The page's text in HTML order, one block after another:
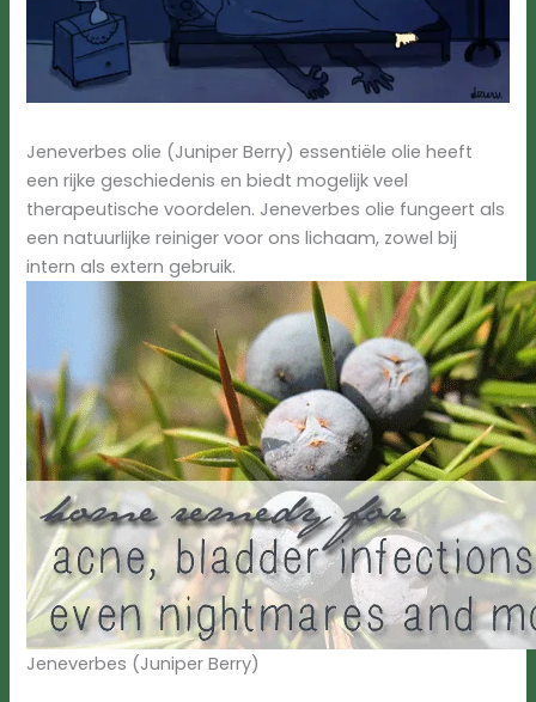
Jeneverbes olie (Juniper Berry) essentiële olie heeft
een rijke geschiedenis en biedt mogelijk veel
therapeutische voordelen. Jeneverbes olie fungeert als
een natuurlijke reiniger voor ons lichaam, zowel bij
intern als extern gebruik.
Jeneverbes (Juniper Berry)